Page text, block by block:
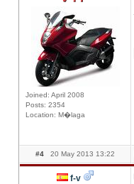
Joined: April 2008
Posts: 2354
Location: M�laga
#4 20 May 2013 13:22
f-v